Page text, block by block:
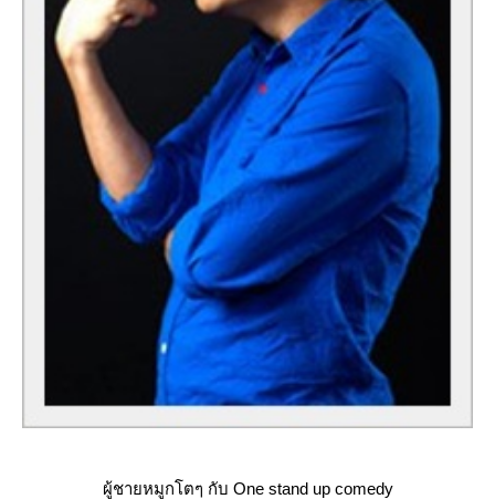
ผู้ชายหมูกโตๆ กับ One stand up comedy